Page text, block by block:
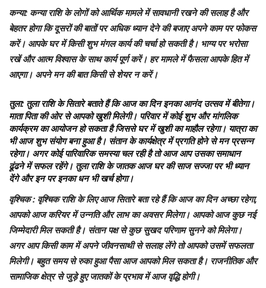
कन्या: कन्या राशि के लोगों को आर्थिक मामले में सावधानी रखने की सलाह है और
बेहतर होगा कि दूसरों की बातों पर अधिक ध्‍यान देने की बजाए अपने काम पर फोकस
करें। आपके घर में किसी शुभ मंगल कार्य की चर्चा हो सकती है। भाग्य पर भरोसा
रखें और आत्म विश्वास के साथ कार्य पूर्ण करें। हर मामले में फैसला आपके हित में
आएगा। अपने मन की बात किसी से शेयर न करें।
तुला: तुला राशि के सितारे बताते हैं कि आज का दिन इनका आनंद उत्सव में बीतेगा।
माता पिता की ओर से आपको खुशी मिलेगी। परिवार में कोई शुभ और मांगलिक
कार्यक्रम का आयोजन हो सकता है जिससे घर में खुशी का माहौल रहेगा। यात्रा का
भी आज शुभ संयोग बना हुआ है। संतान के कार्यक्षेत्र में प्रगति होने से मन प्रसन्न
रहेगा। अगर कोई पारिवारिक समस्या चल रही है तो आज आप उसका समाधान
ढूंढने में सफल रहेंगे। तुला राशि के जातक आज घर की साज सज्जा पर भी ध्यान
देंगे और इन पर इनका धन भी खर्च होगा।
वृश्चिक: वृश्चिक राशि के लिए आज सितारे बता रहे हैं कि आज का दिन अच्छा रहेगा,
आपको आज करियर में उन्नति और लाभ का अवसर मिेलेगा। आपको आज कुछ नई
जिम्मेदारी मिल सकती है। संतान पक्ष से कुछ सुखद परिणाम सुनने को मिलेगा।
अगर आप किसी काम में अपने जीवनसाथी से सलाह लेंगे तो आपको उसमें सफलता
मिलेगी। बहुत समय से रुका हुआ पैसा आज आपको मिल सकता है। राजनीतिक और
सामाजिक क्षेत्र से जुड़े हुए जातकों के प्रभाव में आज वृद्धि होगी।